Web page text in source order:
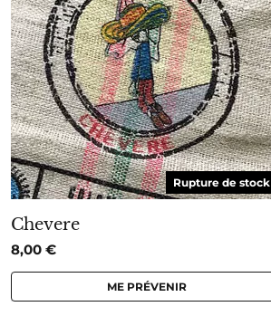
Rupture de stock
Chevere
8,00 €
ME PRÉVENIR